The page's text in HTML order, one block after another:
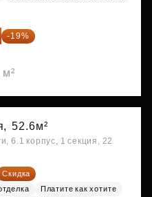
-19%
м²
52.6м²
6.1 корпус, 1 секция, 22
Скидка
Платите как хотите